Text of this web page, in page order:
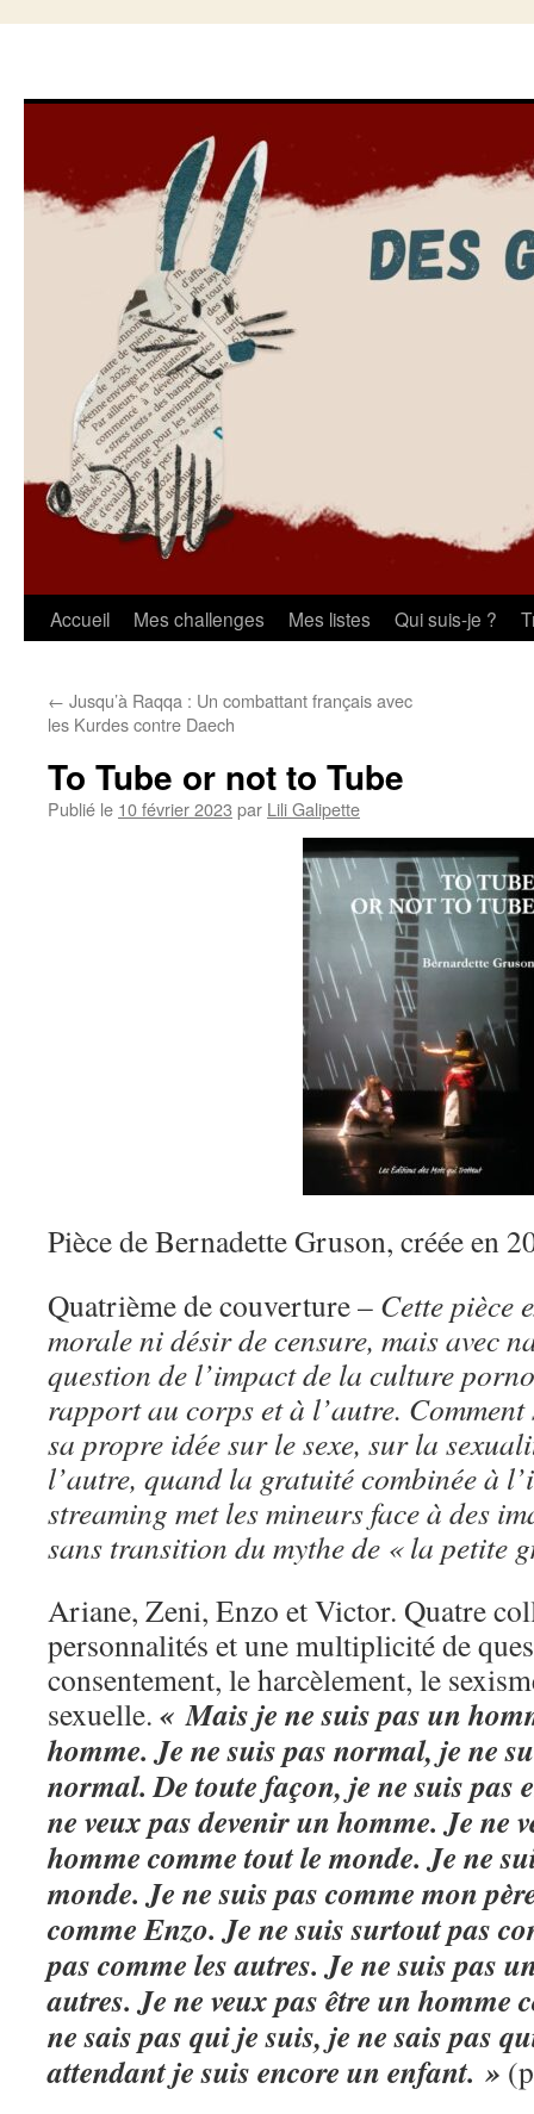
Aller
contenu
Accueil Mes challenges Mes listes Qui suis-je ?
← Jusqu’à Raqqa : Un combattant français avec
les Kurdes contre Daech
To Tube or not to Tube
Publié le 10 février 2023 par Lili Galipette
Pièce de Bernadette Gruson, créée en
Quatrième de couverture – Cette pièce
morale ni désir de censure, mais avec
question de l’impact de la culture
rapport au corps et à l’autre.
sa propre idée sur le sexe, sur la
l’autre, quand la gratuité combinée à
streaming met les mineurs face à des
sans transition du mythe de « la petite
Ariane, Zeni, Enzo et Victor. Quatre
personnalités et une multiplicité de
consentement, le harcèlement, le
sexuelle. « Mais je ne suis pas un
homme. Je ne suis pas normal, je ne
normal. De toute façon, je ne suis pas
ne veux pas devenir un homme. Je ne
homme comme tout le monde. Je ne
monde. Je ne suis pas comme mon
comme Enzo. Je ne suis surtout pas
pas comme les autres. Je ne suis pas
autres. Je ne veux pas être un homme
ne sais pas qui je suis, je ne sais pas
attendant je suis encore un enfant. »